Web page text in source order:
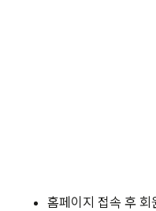
홈페이지 접속 후 회